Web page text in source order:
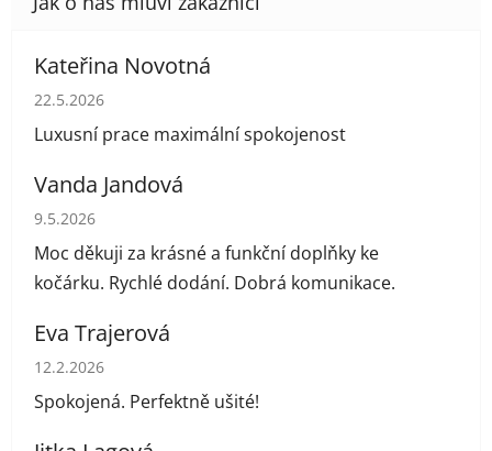
Kateřina Novotná
Hodnocení obchodu je 5 z 5 hvězdiček.
22.5.2026
Luxusní prace maximální spokojenost
Vanda Jandová
Hodnocení obchodu je 5 z 5 hvězdiček.
9.5.2026
Moc děkuji za krásné a funkční doplňky ke
kočárku. Rychlé dodání. Dobrá komunikace.
Eva Trajerová
Hodnocení obchodu je 5 z 5 hvězdiček.
12.2.2026
Spokojená. Perfektně ušité!